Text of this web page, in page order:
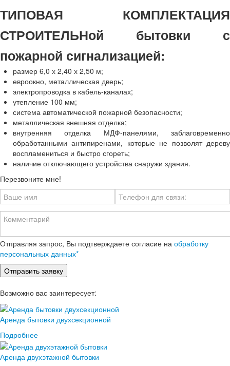
ТИПОВАЯ КОМПЛЕКТАЦИЯ
СТРОИТЕЛЬНой бытовки с
пожарной сигнализацией:
размер 6,0 х 2,40 х 2,50 м;
евроокно, металлическая дверь;
электропроводка в кабель-каналах;
утепление 100 мм;
система автоматической пожарной безопасности;
металлическая внешняя отделка;
внутренняя отделка МДФ-панелями, заблаговременно
обработанными антипиренами, которые не позволят дереву
воспламениться и быстро сгореть;
наличие отключающего устройства снаружи здания.
Перезвоните мне!
Отправляя запрос, Вы подтверждаете согласие на обработку
персональных данных*
Возможно вас заинтересует:
Аренда бытовки двухсекционной
Подробнее
Аренда двухэтажной бытовки